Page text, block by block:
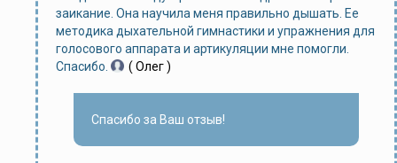
заикание. Она научила меня правильно дышать. Ее
методика дыхательной гимнастики и упражнения для
голосового аппарата и артикуляции мне помогли.
Спасибо.
( Олег )
Спасибо за Ваш отзыв!